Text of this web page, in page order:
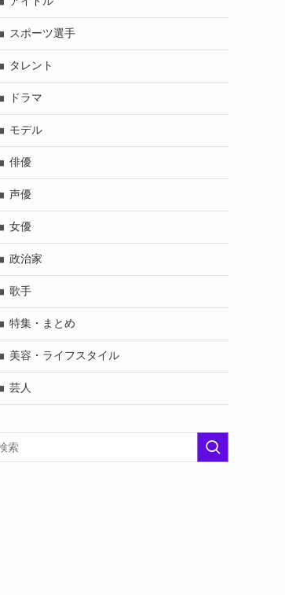
スポーツ選手
タレント
ドラマ
モデル
俳優
声優
女優
政治家
歌手
特集・まとめ
美容・ライフスタイル
芸人